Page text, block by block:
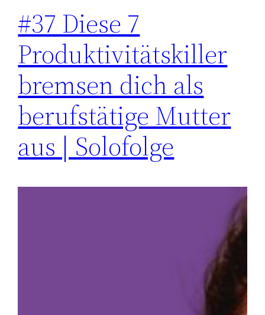
#37 Diese 7
Produktivitätskiller
bremsen dich als
berufstätige Mutter
aus | Solofolge